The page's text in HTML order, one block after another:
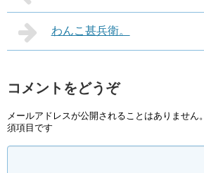
わんこ甚兵衛。
コメントをどうぞ
メールアドレスが公開されることはありません。
須項目です